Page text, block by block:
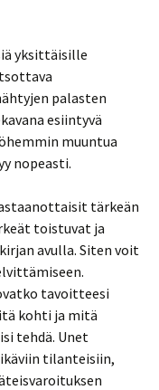
yksittäisille
palasten
esiintyvä
muuntua
nopeasti.
tärkeän
toistuvat ja
avulla. Siten voit
tavoitteesi
kohti ja mitä
tehdä. Unet
tilanteisiin,